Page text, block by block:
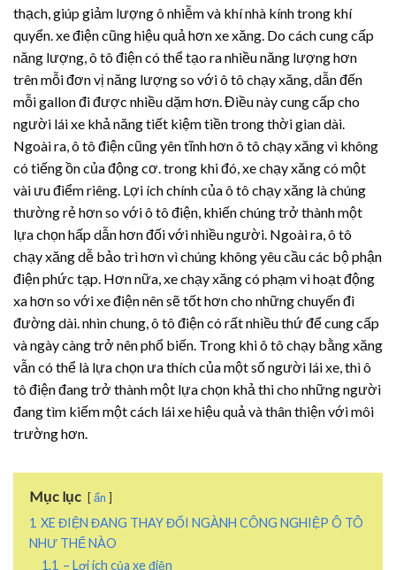
thạch, giúp giảm lượng ô nhiễm và khí nhà kính trong khí
quyển. xe điện cũng hiệu quả hơn xe xăng. Do cách cung cấp
năng lượng, ô tô điện có thể tạo ra nhiều năng lượng hơn
trên mỗi đơn vị năng lượng so với ô tô chạy xăng, dẫn đến
mỗi gallon đi được nhiều dặm hơn. Điều này cung cấp cho
người lái xe khả năng tiết kiệm tiền trong thời gian dài.
Ngoài ra, ô tô điện cũng yên tĩnh hơn ô tô chạy xăng vì không
có tiếng ồn của động cơ. trong khi đó, xe chạy xăng có một
vài ưu điểm riêng. Lợi ích chính của ô tô chạy xăng là chúng
thường rẻ hơn so với ô tô điện, khiến chúng trở thành một
lựa chọn hấp dẫn hơn đối với nhiều người. Ngoài ra, ô tô
chạy xăng dễ bảo trì hơn vì chúng không yêu cầu các bộ phận
điện phức tạp. Hơn nữa, xe chạy xăng có phạm vi hoạt động
xa hơn so với xe điện nên sẽ tốt hơn cho những chuyến đi
đường dài. nhìn chung, ô tô điện có rất nhiều thứ để cung cấp
và ngày càng trở nên phổ biến. Trong khi ô tô chạy bằng xăng
vẫn có thể là lựa chọn ưa thích của một số người lái xe, thì ô
tô điện đang trở thành một lựa chọn khả thi cho những người
đang tìm kiếm một cách lái xe hiệu quả và thân thiện với môi
trường hơn.
Mục lục ẩn
1 XE ĐIỆN ĐANG THAY ĐỔI NGÀNH CÔNG NGHIỆP Ô TÔ
NHƯ THẾ NÀO
1.1 – Lợi ích của xe điện